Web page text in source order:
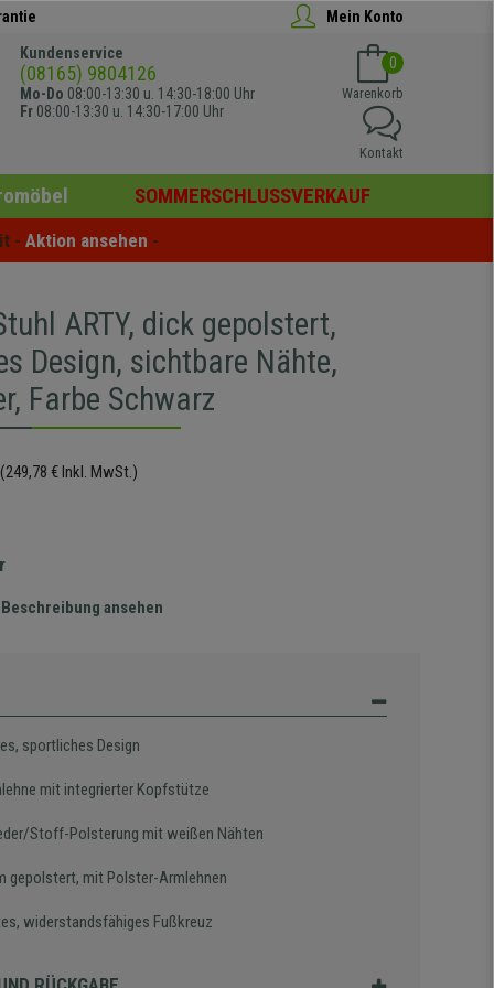
Mein Konto
Kundenservice
(08165) 9804126
Mo-Do 08:00-13:30 u. 14:30-18:00 Uhr
Fr 08:00-13:30 u. 14:30-17:00 Uhr
0
Warenkorb
Kontakt
SOMMERSCHLUSSVERKAUF
- Aktion ansehen -
ARTY, dick gepolstert,
Design, sichtbare Nähte,
Farbe Schwarz
(249,78 € Inkl. MwSt.)
ansehen
sportliches Design
mit integrierter Kopfstütze
Stoff-Polsterung mit weißen Nähten
gepolstert, mit Polster-Armlehnen
widerstandsfähiges Fußkreuz